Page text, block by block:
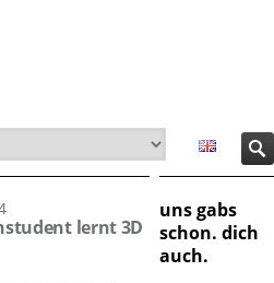
lernt 3D
uns gabs
schon. dich
auch.